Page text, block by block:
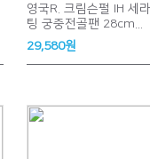
영국R. 크림슨펄 IH 세
팅 궁중전골팬 28cm...
29,580원